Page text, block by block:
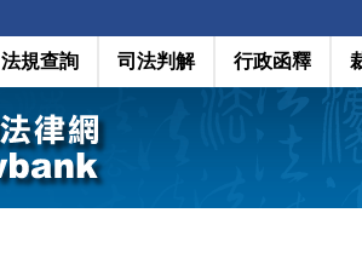
法規查詢 司法判解 行政函釋